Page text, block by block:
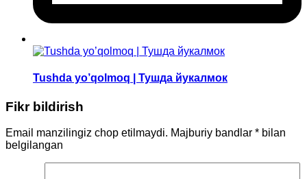
Tushda yo’qolmoq | Тушда йукалмок
Fikr bildirish
Email manzilingiz chop etilmaydi. Majburiy bandlar * bilan
belgilangan